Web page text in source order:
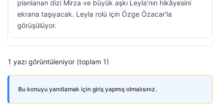
planlanan dizi Mirza ve büyük aşkı Leyla’nın hikâyesini
ekrana taşıyacak. Leyla rolü için Özge Özacar’la
görüşülüyor.
1 yazı görüntüleniyor (toplam 1)
Bu konuyu yanıtlamak için giriş yapmış olmalısınız.